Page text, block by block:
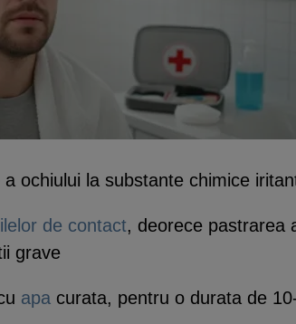
ochiului la substante chimice
de contact, deorece pastrarea
grave
apa curata, pentru o durata de